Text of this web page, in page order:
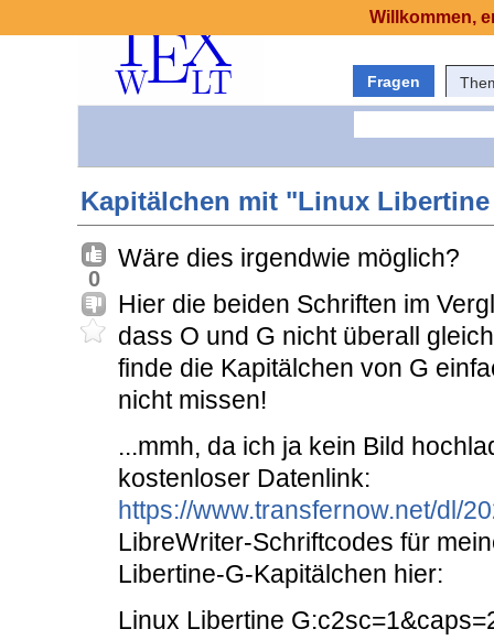
Fragen
Kapitälchen mit "Linux
0
Wäre dies irgendwie möglich?
Hier die beiden Schriften im
dass O und G nicht überall
finde die Kapitälchen von G
nicht missen!
...mmh, da ich ja kein Bild
kostenloser Datenlink:
https://www.transfernow.net/dl/
LibreWriter-Schriftcodes für
Libertine-G-Kapitälchen hier:
Linux Libertine
Willkommen,